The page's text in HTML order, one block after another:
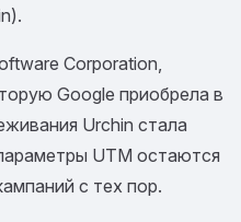
Corporation,
Google приобрела в
Urchin стала
UTM остаются
с тех пор.